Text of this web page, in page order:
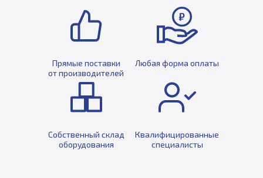
Прямые поставки
от производителей
Любая форма оплаты
Собственный склад
оборудования
Квалифицированные
специалисты